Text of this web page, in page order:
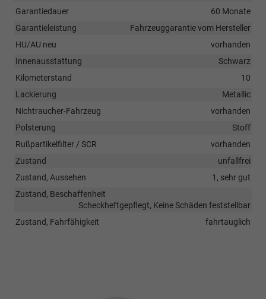
Garantiedauer
60 Monate
Garantieleistung
Fahrzeuggarantie vom Hersteller
HU/AU neu
vorhanden
Innenausstattung
Schwarz
Kilometerstand
10
Lackierung
Metallic
Nichtraucher-Fahrzeug
vorhanden
Polsterung
Stoff
Rußpartikelfilter / SCR
vorhanden
Zustand
unfallfrei
Zustand, Aussehen
1, sehr gut
Zustand, Beschaffenheit
Scheckheftgepflegt, Keine Schäden feststellbar
Zustand, Fahrfähigkeit
fahrtauglich